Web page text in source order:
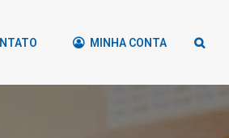
MINHA CONTA